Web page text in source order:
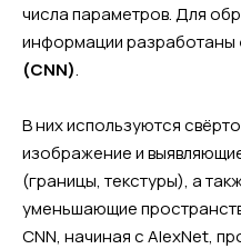
числа параметров. Для
информации разработаны
(CNN).
В них используются
изображение и
(границы, текстуры), а
уменьшающие
CNN, начиная с AlexNet,